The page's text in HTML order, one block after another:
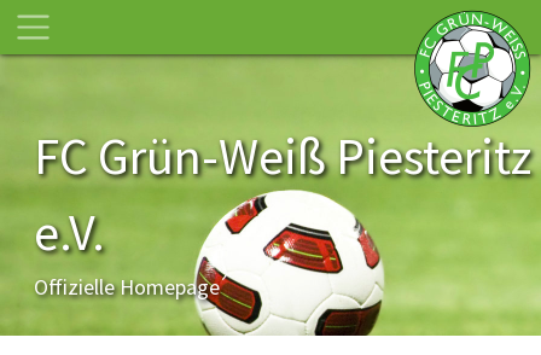
FC Grün-Weiß Piesteritz
e.V.
Offizielle Homepage